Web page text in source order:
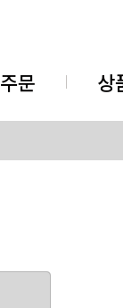
주문 상